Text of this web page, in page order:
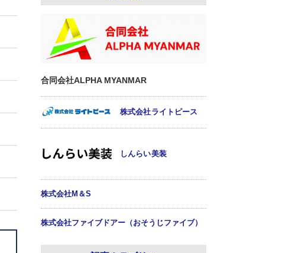
合同会社ALPHA MYANMAR
株式会社ライトピース
しんらい美装
株式会社M＆S
株式会社ファイブドアー（おそうじファイブ）